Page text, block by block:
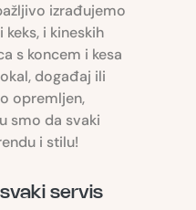
izrađujemo
keks, i kineskih
s koncem i kesa
događaj ili
opremljen,
smo da svaki
i stilu!
servis